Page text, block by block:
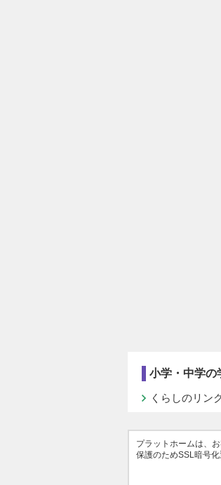
小学・中学の
くらしのリン
プラットホームは、
保護のためSSL暗号化